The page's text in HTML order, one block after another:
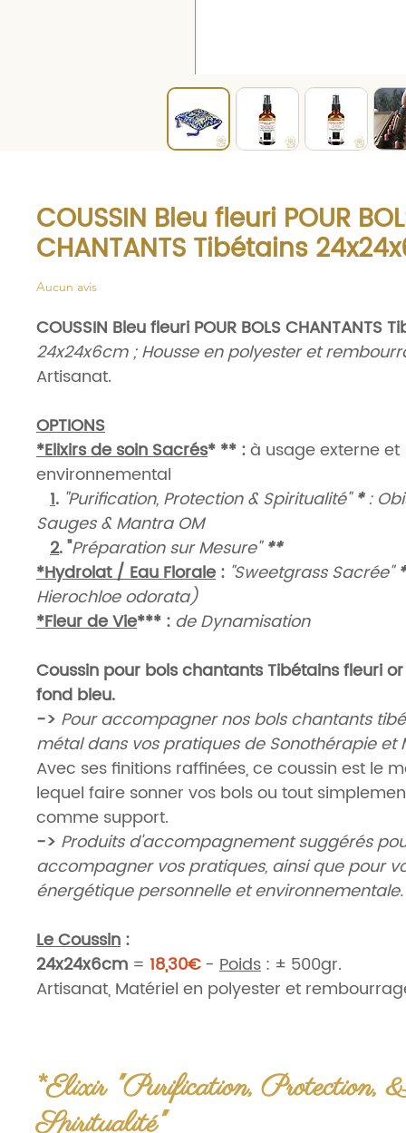
COUSSIN Bleu fleuri POUR
CHANTANTS Tibétains
Aucun avis
COUSSIN Bleu fleuri POUR BOLS CHANTANTS
24x24x6cm ; Housse en polyester et
Artisanat.
OPTIONS
*Elixirs de soin Sacrés* ** :à usage externe et
environnemental
1. "Purification, Protection & Spiritualité"*:
Sauges & Mantra OM
2. "Préparation sur Mesure"**
*Hydrolat / Eau Florale : "Sweetgrass Sacrée"
Hierochloe odorata)
*Fleur de Vie*** : de Dynamisation
Coussin pour bols chantants Tibétains fleuri
fond bleu.
-> Pour accompagner nos bols chantants
métal dans vos pratiques de Sonothérapie et
Avec ses finitions raffinées, ce coussin est le
lequel faire sonner vos bols ou tout
comme support.
-> Produits d'accompagnement suggérés
accompagner vos pratiques, ainsi que pour
énergétique personnelle et environnementale.
Le Coussin :
24x24x6cm = 18,30€- Poids : ± 500gr.
Artisanat, Matériel en polyester et
OPTIONS:
A)Elixirs de soin sacrés ou Hydrolat
*Elixir "Purification, Protection,
Spiritualité"